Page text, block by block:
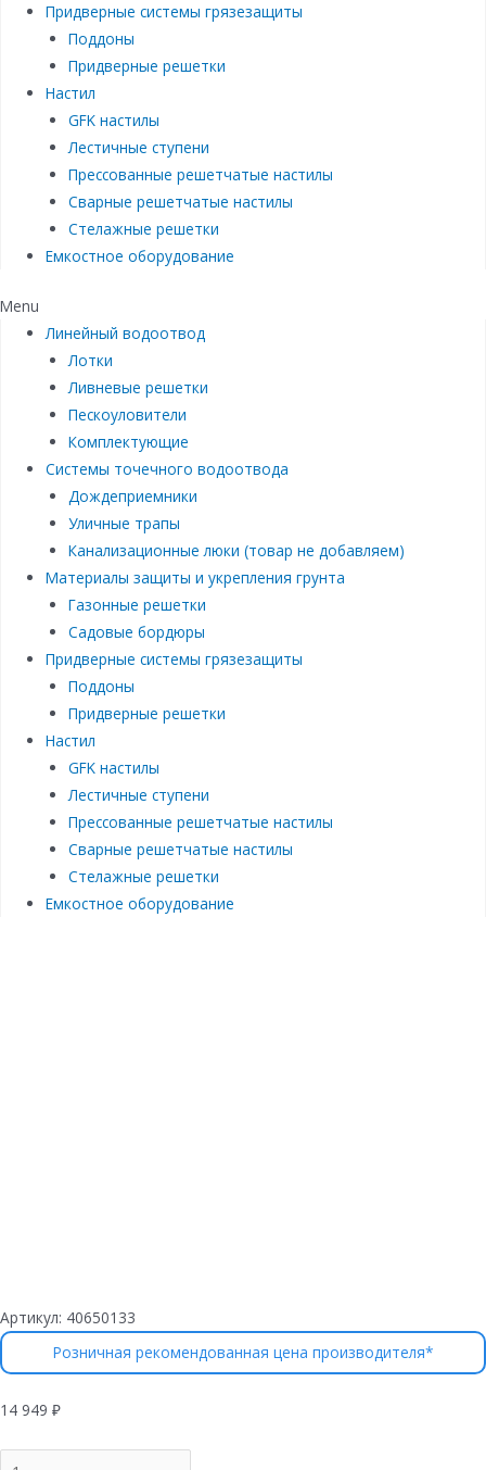
Придверные системы грязезащиты
Поддоны
Придверные решетки
Настил
GFK настилы
Лестичные ступени
Прессованные решетчатые настилы
Сварные решетчатые настилы
Стелажные решетки
Емкостное оборудование
Menu
Линейный водоотвод
Лотки
Ливневые решетки
Пескоуловители
Комплектующие
Системы точечного водоотвода
Дождеприемники
Уличные трапы
Канализационные люки (товар не добавляем)
Материалы защиты и укрепления грунта
Газонные решетки
Садовые бордюры
Придверные системы грязезащиты
Поддоны
Придверные решетки
Настил
GFK настилы
Лестичные ступени
Прессованные решетчатые настилы
Сварные решетчатые настилы
Стелажные решетки
Емкостное оборудование
Артикул: 40650133
Розничная рекомендованная цена производителя*
14 949 ₽